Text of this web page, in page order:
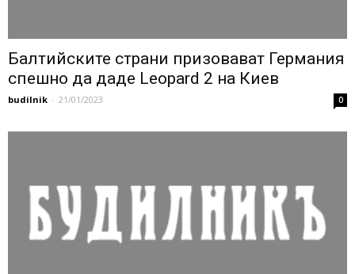
Балтийските страни призовават Германия
спешно да даде Leopard 2 на Киев
budilnik - 21/01/2023 0